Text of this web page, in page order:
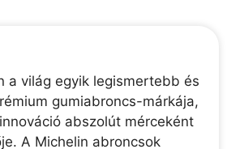
a világ egyik legismertebb és
gumiabroncs-márkája,
abszolút mérceként
A Michelin abroncsok